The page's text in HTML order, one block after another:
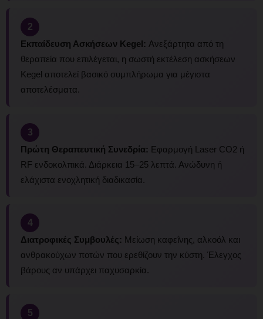
2
Εκπαίδευση Ασκήσεων Kegel: Ανεξάρτητα από τη
θεραπεία που επιλέγεται, η σωστή εκτέλεση ασκήσεων
Kegel αποτελεί βασικό συμπλήρωμα για μέγιστα
αποτελέσματα.
3
Πρώτη Θεραπευτική Συνεδρία: Εφαρμογή Laser CO2 ή
RF ενδοκολπικά. Διάρκεια 15–25 λεπτά. Ανώδυνη ή
ελάχιστα ενοχλητική διαδικασία.
4
Διατροφικές Συμβουλές: Μείωση καφεΐνης, αλκοόλ και
ανθρακούχων ποτών που ερεθίζουν την κύστη. Έλεγχος
βάρους αν υπάρχει παχυσαρκία.
5